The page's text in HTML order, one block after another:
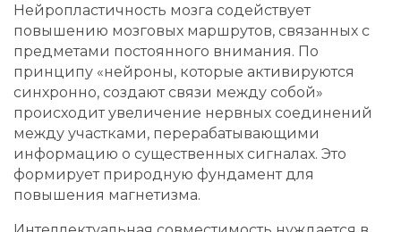
Нейропластичность мозга содействует
повышению мозговых маршрутов, связанных с
предметами постоянного внимания. По
принципу «нейроны, которые активируются
синхронно, создают связи между собой»
происходит увеличение нервных соединений
между участками, перерабатывающими
информацию о существенных сигналах. Это
формирует природную фундамент для
повышения магнетизма.